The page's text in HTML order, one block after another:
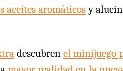
aceites aromáticosy
descubren el minijuego